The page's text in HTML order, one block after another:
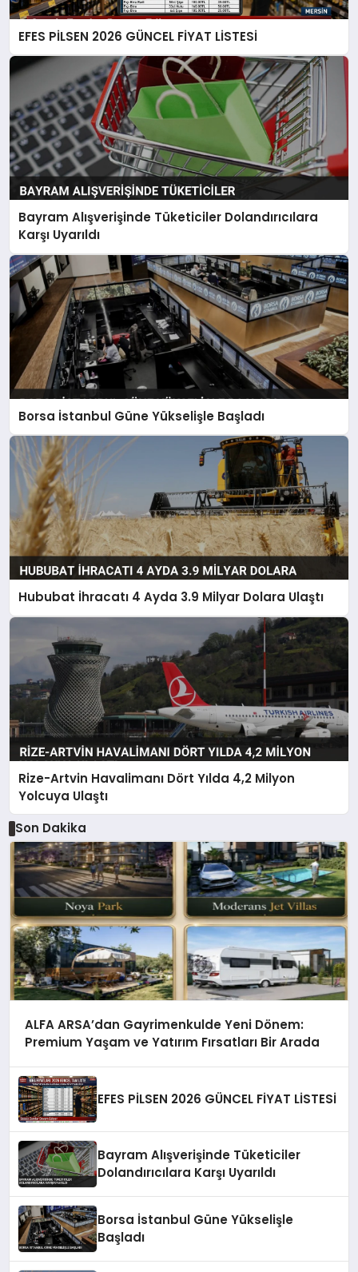
EFES PİLSEN 2026 GÜNCEL FİYAT LİSTESİ
Bayram Alışverişinde Tüketiciler Dolandırıcılara
Karşı Uyarıldı
Borsa İstanbul Güne Yükselişle Başladı
Hububat İhracatı 4 Ayda 3.9 Milyar Dolara Ulaştı
Rize-Artvin Havalimanı Dört Yılda 4,2 Milyon
Yolcuya Ulaştı
Son Dakika
ALFA ARSA’dan Gayrimenkulde Yeni Dönem:
Premium Yaşam ve Yatırım Fırsatları Bir Arada
EFES PİLSEN 2026 GÜNCEL FİYAT LİSTESİ
Bayram Alışverişinde Tüketiciler
Dolandırıcılara Karşı Uyarıldı
Borsa İstanbul Güne Yükselişle
Başladı